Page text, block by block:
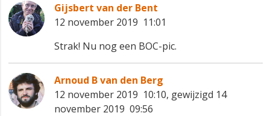
Gijsbert van der Bent
12 november 2019 11:01
Strak! Nu nog een BOC-pic.
Arnoud B van den Berg
12 november 2019 10:10, gewijzigd 14
november 2019 09:56